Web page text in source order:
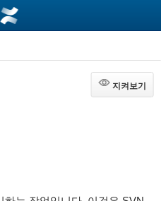
지켜보기
지켜보기